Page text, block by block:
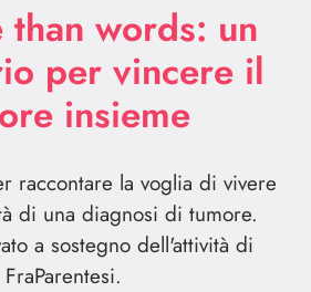
than words: un
per vincere il
insieme
raccontare la voglia di vivere
di una diagnosi di tumore.
a sostegno dell'attività di
FraParentesi.